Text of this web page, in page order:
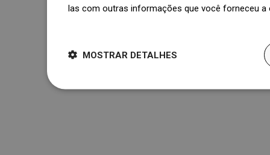
las com outras informações que você forneceu
MOSTRAR DETALHES